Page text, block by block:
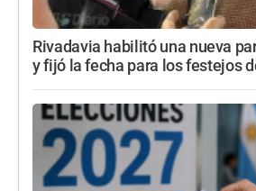
Rivadavia habilitó una nueva
y fijó la fecha para los festejos